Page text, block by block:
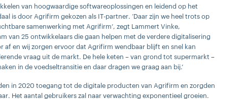
van hoogwaardige softwareoplossingen en leidend op het
is door Agrifirm gekozen als IT-partner. ‘Daar zijn we heel trots op
samenwerking met Agrifirm’, zegt Lammert Vinke,
van 25 ontwikkelaars die gaan helpen met de verdere digitalisering
en wij zorgen ervoor dat Agrifirm wendbaar blijft en snel kan
vraag uit de markt. De hele keten – van grond tot supermarkt –
in de voedseltransitie en daar dragen we graag aan bij.’
in 2020 toegang tot de digitale producten van Agrifirm en zorgden
Het aantal gebruikers zal naar verwachting exponentieel groeien.